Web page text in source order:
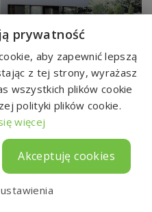
TLW-286
7500 zł
prywatność
aby zapewnić lepszą
z tej strony, wyrażasz
wszystkich plików cookie
polityki plików cookie.
więcej
Akceptuję cookies